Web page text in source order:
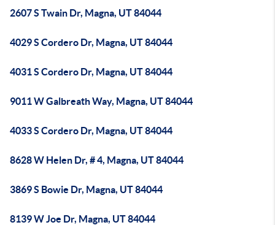
2607 S Twain Dr, Magna, UT 84044
4029 S Cordero Dr, Magna, UT 84044
4031 S Cordero Dr, Magna, UT 84044
9011 W Galbreath Way, Magna, UT 84044
4033 S Cordero Dr, Magna, UT 84044
8628 W Helen Dr, # 4, Magna, UT 84044
3869 S Bowie Dr, Magna, UT 84044
8139 W Joe Dr, Magna, UT 84044